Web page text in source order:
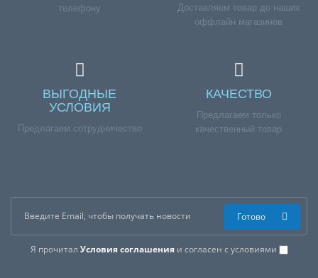
телефону
Доставляем товар до наших
оффлайн магазинов
ВЫГОДНЫЕ
УСЛОВИЯ
Предлагаем сотрудничество
КАЧЕСТВО
Предлагаем только
качественный товар
Я прочитал Условия соглашенияи согласен с условиями
Готово